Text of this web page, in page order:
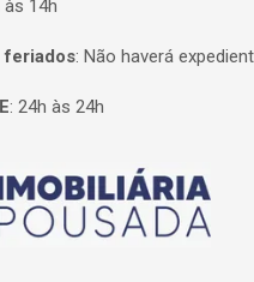
às 14h
feriados: Não haverá
: 24h às 24h